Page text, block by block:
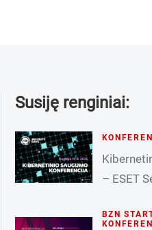
Susiję renginiai:
– ESET
BZN